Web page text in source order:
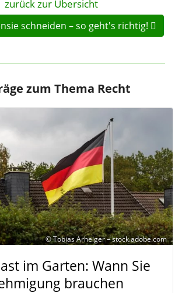
zurück zur Übersicht
schneiden – so geht's richtig!
zum Thema Recht
© Tobias Arhelger – stock.adobe.com
im Garten: Wann Sie
brauchen